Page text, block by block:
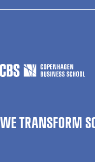
WE TRANSFORM